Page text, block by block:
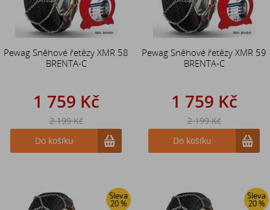
Pewag Sněhové řetězy XMR 58
BRENTA-C
1 759 Kč
2 199 Kč
Do košíku
Pewag Sněhové řetězy XMR 59
BRENTA-C
1 759 Kč
2 199 Kč
Do košíku
Sleva
20 %
Sleva
20 %